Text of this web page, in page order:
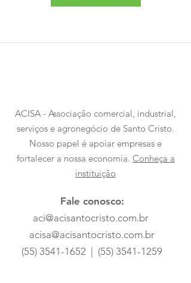
ACISA - Associação comercial, industrial,
serviços e agronegócio de Santo Cristo.
Nosso papel é apoiar empresas e
fortalecer a nossa economia. Conheça a
instituição
Fale conosco:
aci@acisantocristo.com.br
acisa@acisantocristo.com.br
(55) 3541-1652
(55) 3541-1259